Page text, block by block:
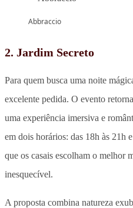
Abbraccio
2. Jardim Secreto
Para quem busca uma noite
excelente pedida. O evento
uma experiência imersiva e
em dois horários: das 18h às 21h
que os casais escolham o melhor
inesquecível.
A proposta combina natureza